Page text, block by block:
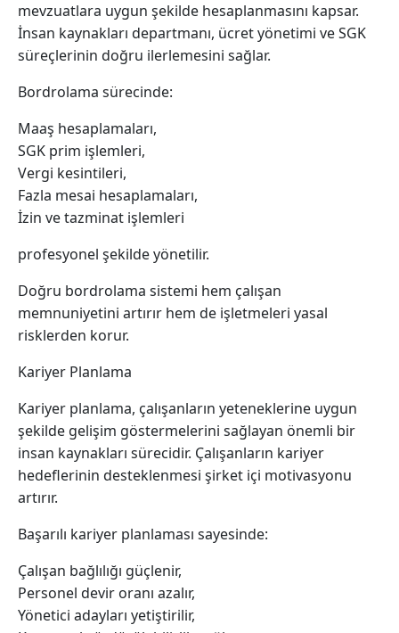
mevzuatlara uygun şekilde hesaplanmasını kapsar.
İnsan kaynakları departmanı, ücret yönetimi ve SGK
süreçlerinin doğru ilerlemesini sağlar.
Bordrolama sürecinde:
Maaş hesaplamaları,
SGK prim işlemleri,
Vergi kesintileri,
Fazla mesai hesaplamaları,
İzin ve tazminat işlemleri
profesyonel şekilde yönetilir.
Doğru bordrolama sistemi hem çalışan
memnuniyetini artırır hem de işletmeleri yasal
risklerden korur.
Kariyer Planlama
Kariyer planlama, çalışanların yeteneklerine uygun
şekilde gelişim göstermelerini sağlayan önemli bir
insan kaynakları sürecidir. Çalışanların kariyer
hedeflerinin desteklenmesi şirket içi motivasyonu
artırır.
Başarılı kariyer planlaması sayesinde:
Çalışan bağlılığı güçlenir,
Personel devir oranı azalır,
Yönetici adayları yetiştirilir,